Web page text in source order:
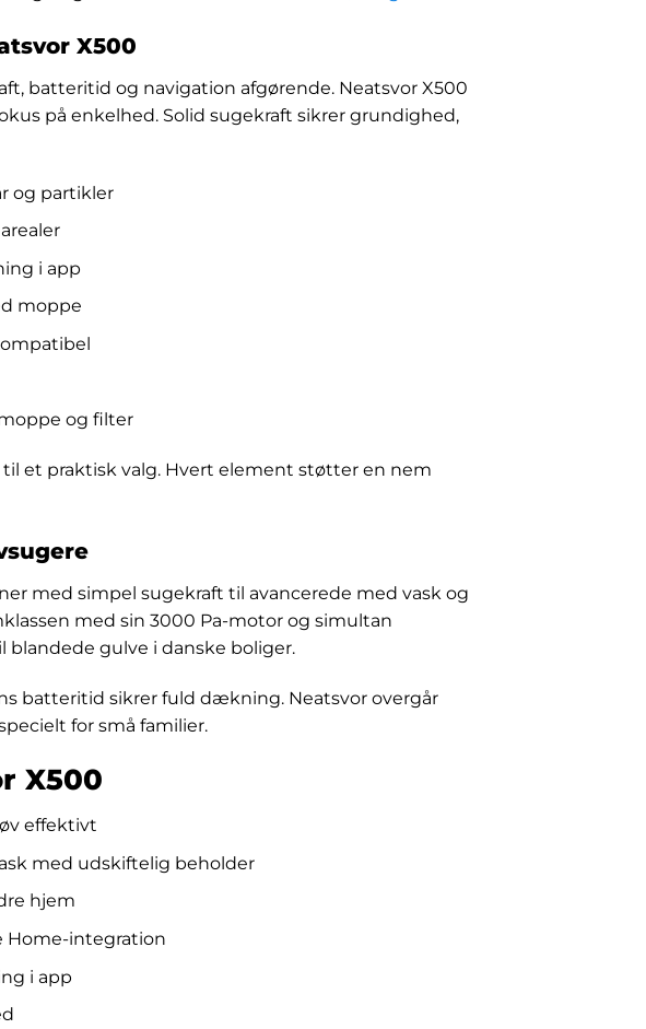
X500
batteritid og navigation afgørende. Neatsvor X500
på enkelhed. Solid sugekraft sikrer grundighed,
og partikler
i app
moppe
og filter
et praktisk valg. Hvert element støtter en nem
med simpel sugekraft til avancerede med vask og
med sin 3000 Pa-motor og simultan
gulve i danske boliger.
batteritid sikrer fuld dækning. Neatsvor overgår
for små familier.
X500
effektivt
med udskiftelig beholder
hjem
Home-integration
i app